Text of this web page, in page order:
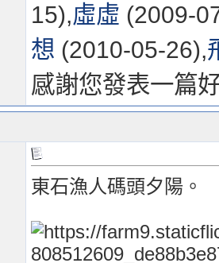
15),虛虛 (2009-
想 (2010-05-26),
感謝您發表一篇
東石漁人碼頭夕陽。